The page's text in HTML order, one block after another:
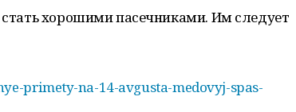
хорошими пасечниками. Им следует
primety-na-14-avgusta-medovyj-spas-